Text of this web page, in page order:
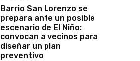
Barrio San Lorenzo se
prepara ante un posible
escenario de El Niño:
convocan a vecinos para
diseñar un plan
preventivo